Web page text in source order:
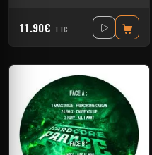
11.90€ TTC